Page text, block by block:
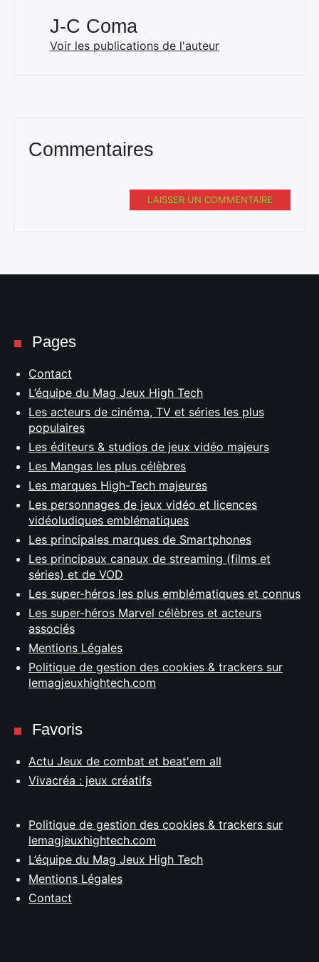
J-C Coma
Voir les publications de l'auteur
Commentaires
LAISSER UN COMMENTAIRE
Pages
Contact
L’équipe du Mag Jeux High Tech
Les acteurs de cinéma, TV et séries les plus
populaires
Les éditeurs & studios de jeux vidéo majeurs
Les Mangas les plus célèbres
Les marques High-Tech majeures
Les personnages de jeux vidéo et licences
vidéoludiques emblématiques
Les principales marques de Smartphones
Les principaux canaux de streaming (films et
séries) et de VOD
Les super-héros les plus emblématiques et connus
Les super-héros Marvel célèbres et acteurs
associés
Mentions Légales
Politique de gestion des cookies & trackers sur
lemagjeuxhightech.com
Favoris
Actu Jeux de combat et beat'em all
Vivacréa : jeux créatifs
Politique de gestion des cookies & trackers sur
lemagjeuxhightech.com
L’équipe du Mag Jeux High Tech
Mentions Légales
Contact